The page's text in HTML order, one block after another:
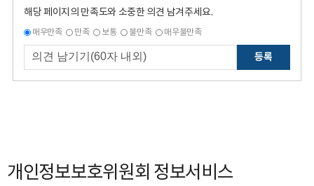
해당 페이지의 만족도와 소중한 의견 남겨주세요.
매우만족 만족 보통 불만족 매우불만족
등록
개인정보보호위원회 정보서비스